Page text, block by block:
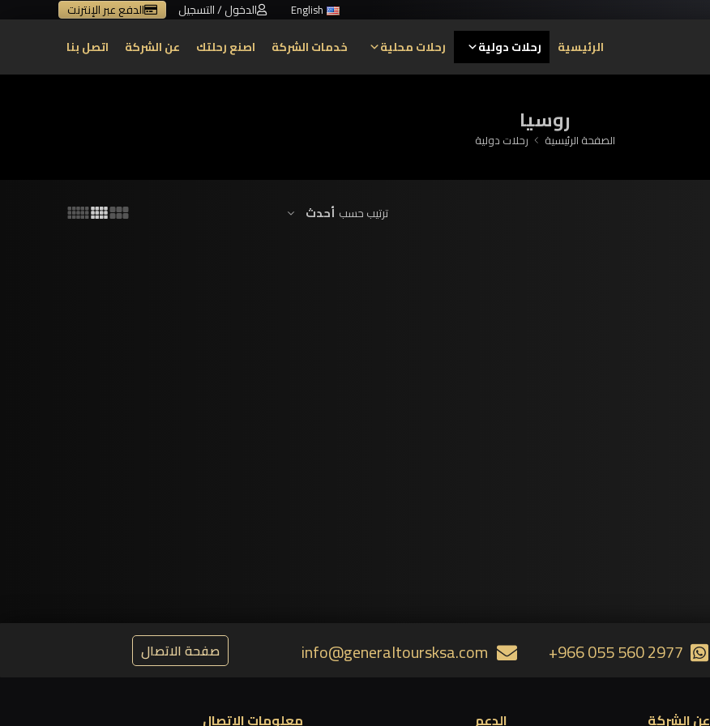
English الدخول / التسجيل
الدفع عبر الإنترنت
الرئيسية
رحلات دولية رحلات محلية خدمات الشركة اصنع رحلتك عن الشركة اتصل بنا
روسيا
الصفحة الرئيسية رحلات دولية
ترتيب حسب أحدث
+966 055 560 2977
info@generaltoursksa.com صفحة الاتصال
عن الشركة الدعم معلومات الاتصال